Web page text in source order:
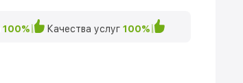
100% Качества услуг 100%